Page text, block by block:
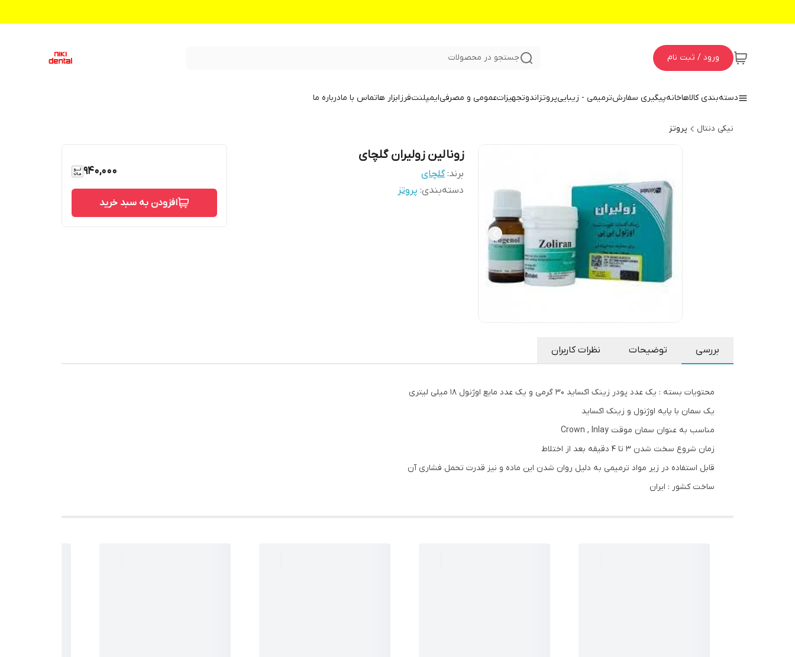
ورود / ثبت نام جستجو در محصولات
دسته‌بندی کالاهاخانهپیگیری سفارشترمیمی - زیباییپروتزاندوتجهیزاتعمومی و مصرفیایمپلنتفرزابزار هاتماس با مادرباره ما
نیکی دنتال پروتز
زونالین زولیران گلچای
برند: گلچای
دسته‌بندی:پروتز
940,000
افزودن به سبد خرید
بررسی توضیحات نظرات کاربران
محتویات بسته : یک عدد پودر زینک اکساید 30 گرمی و یک عدد مایع اوژنول 18 میلی لیتری
یک سمان با پایه اوژنول و زینک اکساید
مناسب به عنوان سمان موقت Crown , Inlay
زمان شروع سخت شدن ۳ تا ۴ دقیقه بعد از اختلاط
قابل استفاده در زیر مواد ترمیمی به دلیل روان شدن این ماده و نیز قدرت تحمل فشاری آن
ساخت کشور : ایران